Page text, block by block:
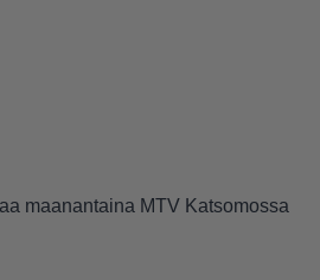
maanantaina MTV Katsomossa